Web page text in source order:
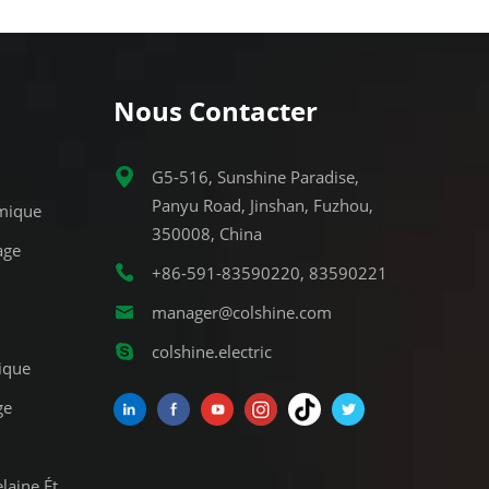
Nous Contacter
G5-516, Sunshine Paradise,
Panyu Road, Jinshan, Fuzhou,
350008, China
+86-591-83590220, 83590221
manager@colshine.com
colshine.electric